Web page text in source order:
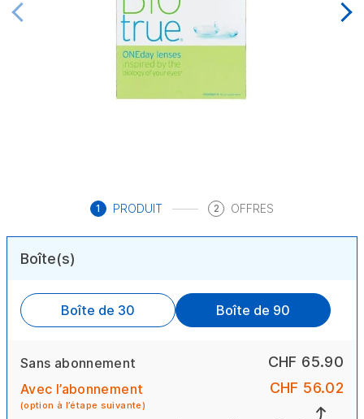
1 PRODUIT 2 OFFRES
Boîte(s)
Boîte de 30 Boîte de 90
Sans abonnement CHF 65.90
Avec l’abonnement
(option à l’étape suivante)
CHF 56.02